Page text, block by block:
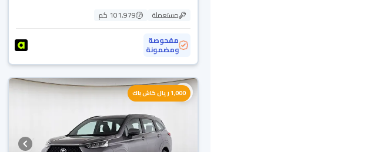
مستعملة
101,979 كم
مفحوصة
ومضمونة
1,000 ريال كاش باك